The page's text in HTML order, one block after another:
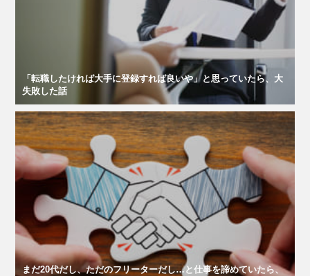
「転職したければ大手に登録すれば良いや」と思っていたら、大
失敗した話
まだ20代だし、ただのフリーターだし…と仕事を諦めていたら、